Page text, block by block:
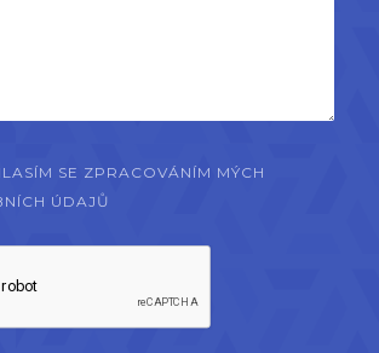
SE ZPRACOVÁNÍM MÝCH
ÚDAJŮ